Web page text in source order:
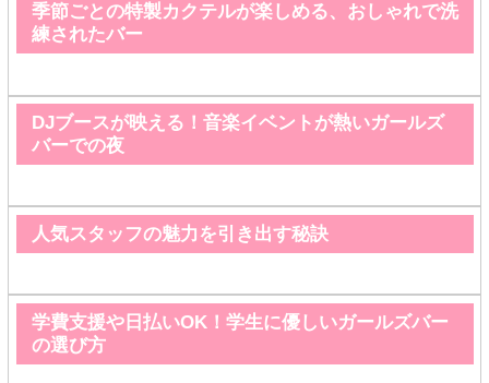
季節ごとの特製カクテルが楽しめる、おしゃれで洗
練されたバー
DJブースが映える！音楽イベントが熱いガールズ
バーでの夜
人気スタッフの魅力を引き出す秘訣
学費支援や日払いOK！学生に優しいガールズバー
の選び方